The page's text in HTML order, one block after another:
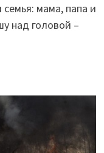
мама, папа и
над головой –